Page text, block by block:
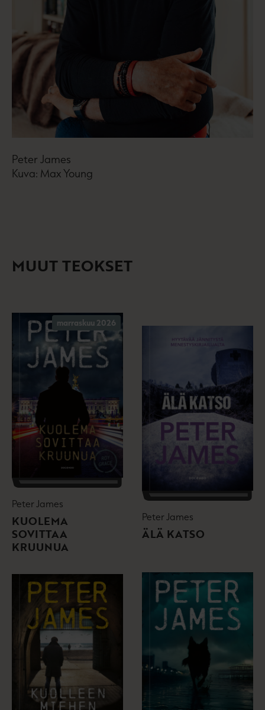
Peter James
Kuva: Max Young
MUUT TEOKSET
marraskuu 2026
Peter James
KUOLEMA
SOVITTAA
KRUUNUA
Peter James
ÄLÄ KATSO